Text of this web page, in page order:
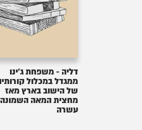
דליה - משפחת ג'ינו
ממגדל במכלול קורותיו
של הישוב בארץ מאז
מחצית המאה השמונה
עשרה